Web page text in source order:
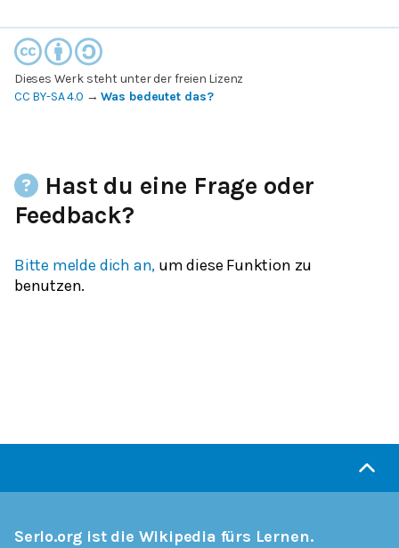
Dieses Werk steht unter der freien Lizenz
CC BY-SA 4.0 →Was bedeutet das?
Hast du eine Frage oder
Feedback?
Bitte melde dich an, um diese Funktion zu
benutzen.
Serlo.org ist die Wikipedia fürs Lernen.